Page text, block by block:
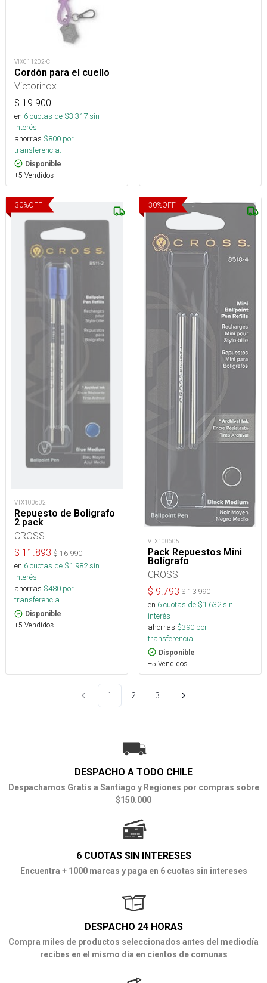
VIX011202-C
Cordón para el cuello
Victorinox
$ 19.900
en 6cuotas de $3.317sin
interés
ahorras $800 por
transferencia.
Disponible
+5 Vendidos
30%OFF
VTX100602
Repuesto de Boligrafo
2 pack
CROSS
$ 11.893 $16.990
en 6cuotas de $1.982sin
interés
ahorras $480 por
transferencia.
Disponible
+5 Vendidos
30%OFF
VTX100605
Pack Repuestos Mini
Bolígrafo
CROSS
$ 9.793 $13.990
en 6cuotas de $1.632sin
interés
ahorras $390 por
transferencia.
Disponible
+5 Vendidos
1 2 3
DESPACHO A TODO CHILE
Despachamos Gratis a Santiago y Regiones por compras sobre
$150.000
6 CUOTAS SIN INTERESES
Encuentra + 1000 marcas y paga en 6 cuotas sin intereses
DESPACHO 24 HORAS
Compra miles de productos seleccionados antes del mediodía
recibes en el mismo día en cientos de comunas